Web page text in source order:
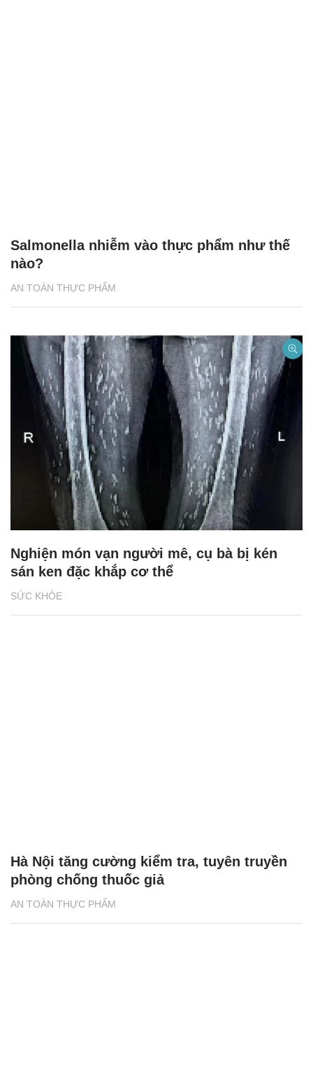
AN TOÀN THỰC PHẨM
Salmonella nhiễm vào thực phẩm như thế
nào?
SỨC KHỎE
Nghiện món vạn người mê, cụ bà bị kén
sán ken đặc khắp cơ thể
AN TOÀN THỰC PHẨM
Hà Nội tăng cường kiểm tra, tuyên truyền
phòng chống thuốc giả